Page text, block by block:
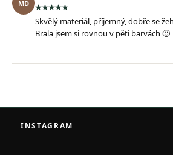
MD
Skvělý materiál, příjemný, dobře se
Brala jsem si rovnou v pěti barvách 🙂
INSTAGRAM